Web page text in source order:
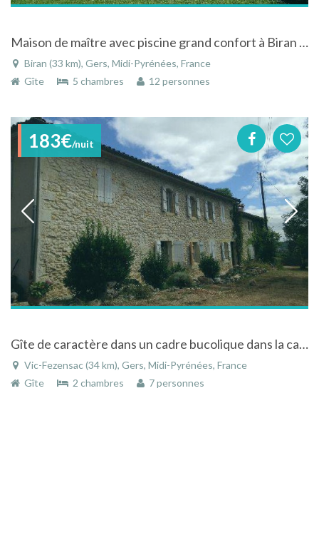
Maison de maître avec piscine grand confort à Biran dans le Gers en Midi-Pyrénées
Biran (33 km), Gers, Midi-Pyrénées, France
Gîte
5 chambres 12 personnes
183€/nuit
Gîte de caractère dans un cadre bucolique dans la campagne à Vic-Fezensac dans le Gers
Vic-Fezensac (34 km), Gers, Midi-Pyrénées, France
Gîte
2 chambres 7 personnes